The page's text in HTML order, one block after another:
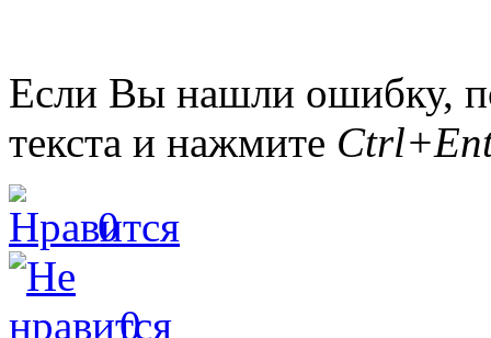
Если Вы нашли ошибку,
текста и нажмите
0
0